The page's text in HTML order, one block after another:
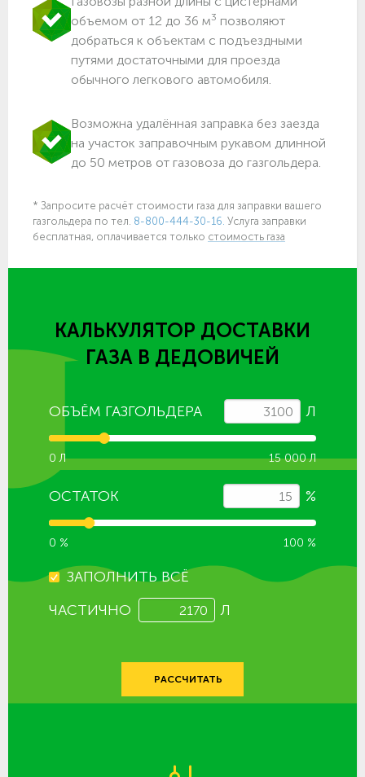
объемом от 12 до 36 м3 позволяют
добраться к объектам c подъездными
путями достаточными для проезда
обычного легкового автомобиля.
Возможна удалённая заправка без заезда
на участок заправочным рукавом длинной
до 50 метров от газовоза до газгольдера.
* Запросите расчёт стоимости газа для заправки вашего
газгольдера по тел. 8-800-444-30-16. Услуга заправки
бесплатная, оплачивается только стоимость газа
КАЛЬКУЛЯТОР ДОСТАВКИ
ГАЗА В ДЕДОВИЧЕЙ
ОБЪЁМ ГАЗГОЛЬДЕРА Л
0 Л 15 000 Л
ОСТАТОК %
0 % 100 %
ЗАПОЛНИТЬ ВСЁ
ЧАСТИЧНО
Л
РАССЧИТАТЬ